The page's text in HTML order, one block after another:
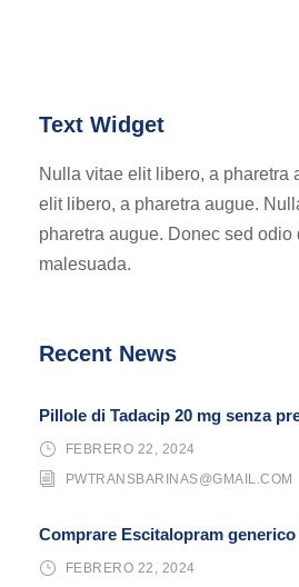
Text Widget
Nulla vitae elit libero, a pharetra
elit libero, a pharetra augue.
pharetra augue. Donec sed odio
malesuada.
Recent News
Pillole di Tadacip 20 mg senza
FEBRERO 22, 2024
PWTRANSBARINAS@GMAIL.COM
Comprare Escitalopram
FEBRERO 22, 2024